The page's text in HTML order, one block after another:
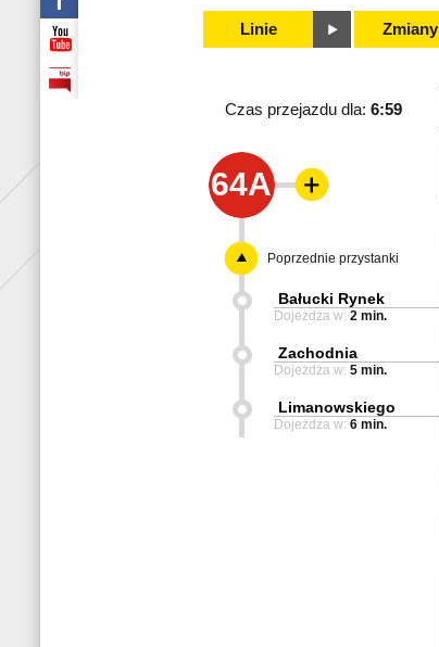
Linie Zmiany
Czas przejazdu dla: 6:59
64A
Poprzednie przystanki
Bałucki Rynek
Dojeżdża w: 2 min.
Zachodnia
Dojeżdża w: 5 min.
Limanowskiego
Dojeżdża w: 6 min.